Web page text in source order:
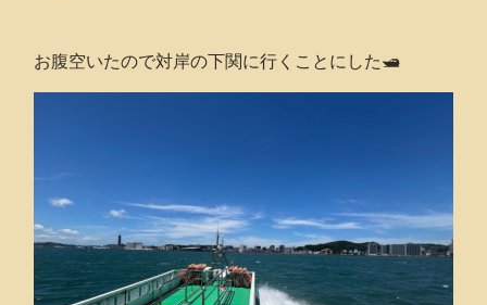
お腹空いたので対岸の下関に行くことにした🛥️